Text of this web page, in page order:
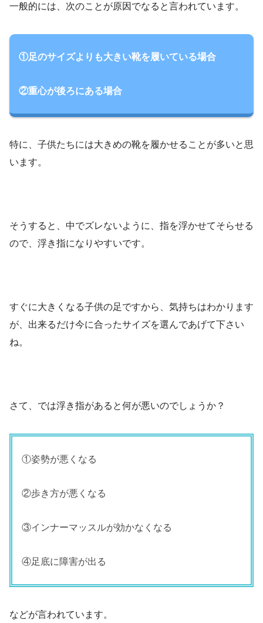
一般的には、次のことが原因でなると言われています。
①足のサイズよりも大きい靴を履いている場合
②重心が後ろにある場合
特に、子供たちには大きめの靴を履かせることが多いと思
います。
そうすると、中でズレないように、指を浮かせてそらせる
ので、浮き指になりやすいです。
すぐに大きくなる子供の足ですから、気持ちはわかります
が、出来るだけ今に合ったサイズを選んであげて下さい
ね。
さて、では浮き指があると何が悪いのでしょうか？
①姿勢が悪くなる
②歩き方が悪くなる
③インナーマッスルが効かなくなる
④足底に障害が出る
などが言われています。